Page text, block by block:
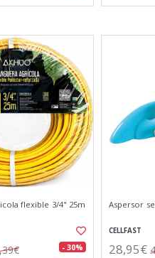
flexible 3/4" 25m
- 30%
Aspersor
CELLFAST
28,95€